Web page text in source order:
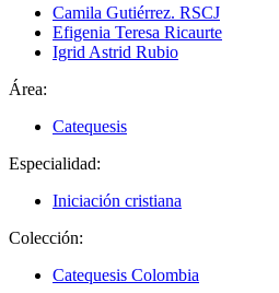
Camila Gutiérrez. RSCJ
Efigenia Teresa Ricaurte
Igrid Astrid Rubio
Área:
Catequesis
Especialidad:
Iniciación cristiana
Colección:
Catequesis Colombia